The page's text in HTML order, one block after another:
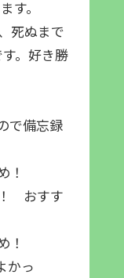
す。
死ぬまで
。好き勝
で備忘録
おすす
っ